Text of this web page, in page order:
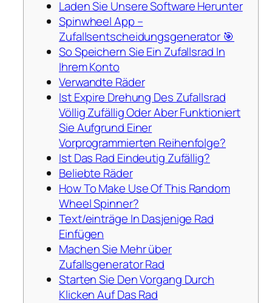
Laden Sie Unsere Software Herunter
Spinwheel App –
Zufallsentscheidungsgenerator 🎯
So Speichern Sie Ein Zufallsrad In
Ihrem Konto
Verwandte Räder
Ist Expire Drehung Des Zufallsrad
Völlig Zufällig Oder Aber Funktioniert
Sie Aufgrund Einer
Vorprogrammierten Reihenfolge?
Ist Das Rad Eindeutig Zufällig?
Beliebte Räder
How To Make Use Of This Random
Wheel Spinner?
Text/einträge In Dasjenige Rad
Einfügen
Machen Sie Mehr über
Zufallsgenerator Rad
Starten Sie Den Vorgang Durch
Klicken Auf Das Rad